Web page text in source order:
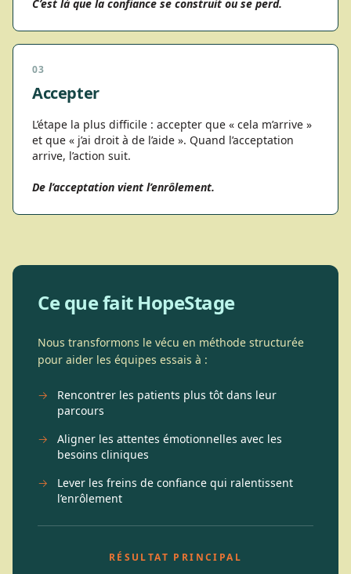
C’est là que la confiance se construit ou se perd.
03
Accepter
L’étape la plus difficile : accepter que « cela m’arrive »
et que « j’ai droit à de l’aide ». Quand l’acceptation
arrive, l’action suit.
De l’acceptation vient l’enrôlement.
Ce que fait HopeStage
Nous transformons le vécu en méthode structurée
pour aider les équipes essais à :
→
Rencontrer les patients plus tôt dans leur
parcours
→
Aligner les attentes émotionnelles avec les
besoins cliniques
→
Lever les freins de confiance qui ralentissent
l’enrôlement
RÉSULTAT PRINCIPAL